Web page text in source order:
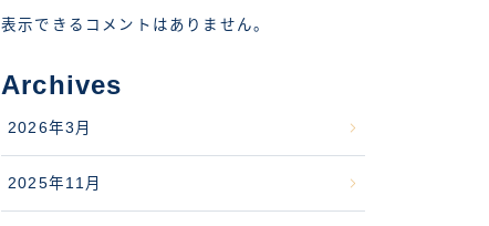
表示できるコメントはありません。
Archives
2026年3月
2025年11月